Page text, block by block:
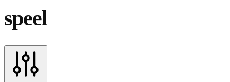
speel